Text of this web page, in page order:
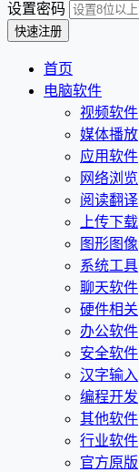
设置密码
首页
电脑软件
视频软件
媒体播放
应用软件
网络浏览
阅读翻译
上传下载
图形图像
系统工具
聊天软件
硬件相关
办公软件
安全软件
汉字输入
编程开发
其他软件
行业软件
官方原版